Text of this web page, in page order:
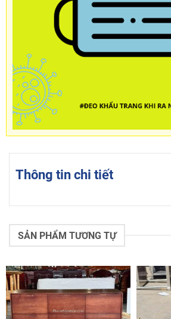
Thông tin chi tiết
SẢN PHẨM TƯƠNG TỰ